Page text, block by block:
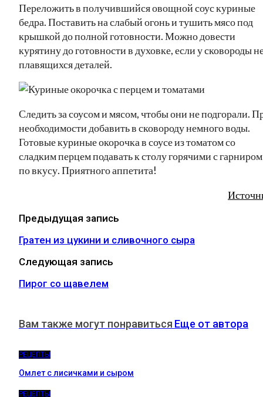
Переложить в получившийся овощной соус куриные
бедра. Поставить на слабый огонь и тушить мясо под
крышкой до полной готовности. Можно довести
курятину до готовности в духовке, если у сковороды
плавящихся деталей.
Следить за соусом и мясом, чтобы они не подгорали.
необходимости добавить в сковороду немного воды.
Готовые куриные окорочка в соусе из томатом со
сладким перцем подавать к столу горячими с гарниром
по вкусу. Приятного аппетита!
Предыдущая запись
Гратен из цукини и сливочного сыра
Следующая запись
Пирог со щавелем
Вам также могут понравиться Еще от автора
РЕЦЕПТЫ
Омлет с лисичками и сыром
РЕЦЕПТЫ